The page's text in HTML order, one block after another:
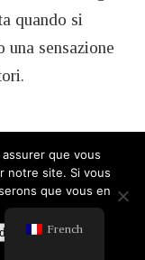
quando si
sensazione
French
que vous
notre site. Si vous
que vous en